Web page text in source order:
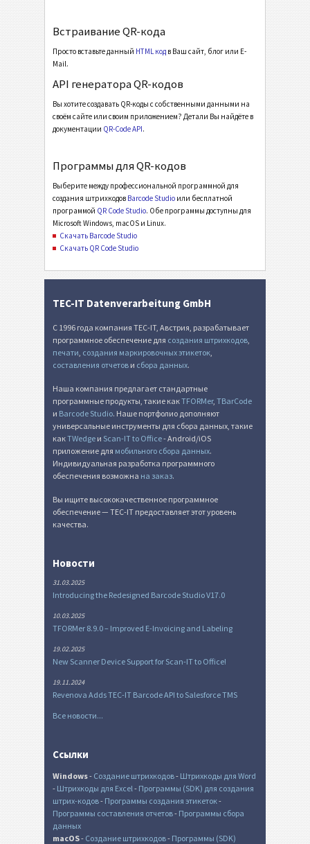
QR-код EPC V2
Встраивание QR-кода
Просто вставьте данный HTML код в Ваш сайт, блог или E-
Mail.
API генератора QR-кодов
Вы хотите создавать QR-коды с собственными данными на
своём сайте или своим приложением? Детали Вы найдёте в
документации QR-Code API.
Программы для QR-кодов
Выберите между профессиональной программной для
создания штрихкодов Barcode Studio или бесплатной
программой QR Code Studio. Обе программы доступны для
Microsoft Windows, macOS и Linux.
Скачать Barcode Studio
Скачать QR Code Studio
TEC-IT Datenverarbeitung GmbH
С 1996 года компания TEC-IT, Австрия, разрабатывает
программное обеспечение для создания штрихкодов,
печати, создания маркировочных этикеток,
составления отчетов и сбора данных.
Наша компания предлагает стандартные
программные продукты, такие какTFORMer, TBarCode
и Barcode Studio. Наше портфолио дополняют
универсальные инструменты для сбора данных, такие
какTWedge и Scan-IT to Office- Android/iOS
приложение для мобильного сбора данных.
Индивидуальная разработка программного
обеспечения возможна на заказ.
Вы ищите высококачественное программное
обеспечение — TEC-IT предоставляет этот уровень
качества.
Новости
31.03.2025
Introducing the Redesigned Barcode Studio V17.0
10.03.2025
TFORMer 8.9.0 – Improved E-Invoicing and Labeling
19.02.2025
New Scanner Device Support for Scan-IT to Office!
19.11.2024
Revenova Adds TEC-IT Barcode API to Salesforce TMS
Все новости...
Ссылки
Windows- Создание штрихкодов- Штрихкоды для Word
- Штрихкоды для Excel- Программы (SDK) для создания
штрих-кодов- Программы создания этикеток-
Программы составления отчетов- Программы сбора
данных
macOS- Создание штрихкодов- Программы (SDK)